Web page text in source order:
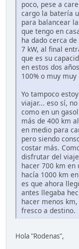
poco, pese a
cargo la batería
para balancear
que tengo en
ha dado cerca
7 kW, al final
que es su
en estos dos
100% o muy
Yo tampoco
viajar... eso sí,
como en un
más de 400 km
en medio para
pero siendo
costar más.
disfrutar del
hacer 700 km en
hacía 1000 km
es que ahora
antes llegaba
hacer menos
fresco a destino.
Hola "Rodenas",